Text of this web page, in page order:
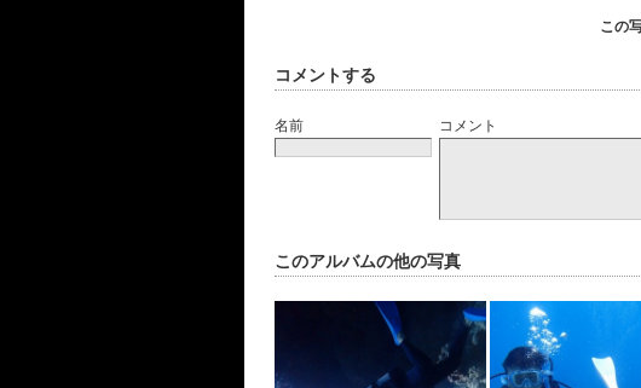
この
コメントする
名前 コメント
このアルバムの他の写真